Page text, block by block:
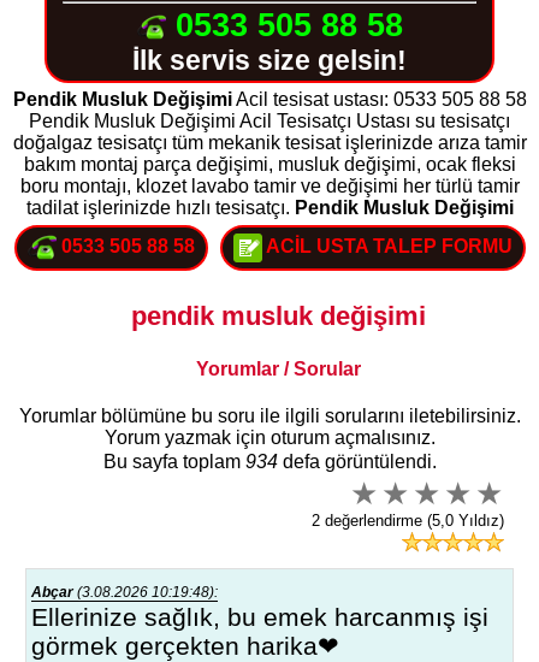
0533 505 88 58
İlk servis size gelsin!
Pendik Musluk DeğişimiAcil tesisat ustası: 0533 505 88 58
Pendik Musluk Değişimi Acil Tesisatçı Ustası su tesisatçı
doğalgaz tesisatçı tüm mekanik tesisat işlerinizde arıza tamir
bakım montaj parça değişimi, musluk değişimi, ocak fleksi
boru montajı, klozet lavabo tamir ve değişimi her türlü tamir
tadilat işlerinizde hızlı tesisatçı. Pendik Musluk Değişimi
0533 505 88 58
ACİL USTA TALEP FORMU
pendik musluk değişimi
Yorumlar / Sorular
Yorumlar bölümüne bu soru ile ilgili sorularını iletebilirsiniz.
Yorum yazmak için oturum açmalısınız.
Bu sayfa toplam 934defa görüntülendi.
2 değerlendirme (5,0 Yıldız)
Abçar(3.08.2026 10:19:48):
Ellerinize sağlık, bu emek harcanmış işi
görmek gerçekten harika❤